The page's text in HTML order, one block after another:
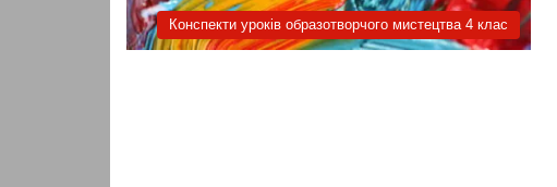
Конспекти уроків образотворчого мистецтва 4 клас